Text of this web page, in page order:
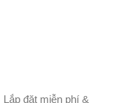
đặt miễn phí &